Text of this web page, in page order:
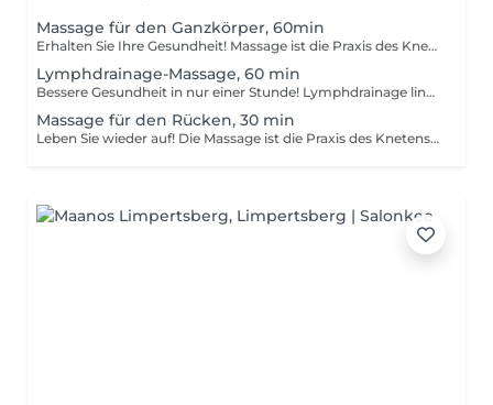
Massage für den Ganzkörper, 60min
Erhalten Sie Ihre Gesundheit! Massage ist die Praxis des Knetens oder Bearbeitens der Muskeln und anderer Weichteile einer Person, um Stress zu reduzieren, Muskelschmerzen zu lindern, die Entspannung zu fördern und die Funktion des Immunsystems zu verbessern. Vorteile einer Ganzkörpermassage für die Gesundheit: - reduziert Stress - entspannend - verbessert die Durchblutung - verbessert das Immunsystem des Körpers Wie wird eine Ganzkörpermassage durchgeführt? - Kopf und Nacken werden massiert - Schultern und Rücken werden massiert - Hände und Arme werden massiert - Füße und Beine werden massiert - der Bauch wird massiert Altersbeschränkungen: es gibt keine Altersbeschränkungen für dieses Verfahren. Empfehlungen nach dem Eingriff: nach dem Eingriff 2-3 Stunden keinen Sport und plötzliche Bewegungen machen. Frequenz: 1-2 Mal pro Woche, insgesamt 10 Mal. Wiederholen Sie den Eingriff alle 3-6 Monate.
Lymphdrainage-Massage, 60 min
Bessere Gesundheit in nur einer Stunde! Lymphdrainage lindert Schwellungen, die auftreten, wenn medizinische Behandlungen oder Krankheiten Ihr Lymphsystem blockieren. Die Lymphdrainage-Massage beinhaltet das sanfte Manipulieren bestimmter Bereiche Ihres Körpers, um die Lymphbewegung zu einem Bereich mit funktionierenden Lymphgefäßen zu fördern. Vorteile einer Lymphdrainage-Massage: - verbessert das Immunsystem des Körpers - hilft bei Schwellungen nach Verletzungen - löst Spannungen im Körper Wie wird eine Lymphdrainage-Massage durchgeführt? - Kopf und Nacken werden massiert - Schultern und Rücken werden massiert - Hände und Arme werden massiert - Füße und Beine werden massiert - Bauch wird massiert Altersbeschränkungen: es gibt keine Altersbeschränkungen für dieses Verfahren. Empfehlungen nach dem Verfahren: treiben Sie 2-3 Stunden nach dem Eingriff keinen Sport und machen Sie keine scharfen Bewegungen. Häufigkeit: 1-2 Mal pro Woche, insgesamt 10 Mal. Wiederholen Sie dies alle 3-6 Monate.
Massage für den Rücken, 30 min
Leben Sie wieder auf! Die Massage ist die Praxis des Knetens oder Manipulierens der Muskeln und anderer Weichteile einer Person, um Stress zu reduzieren, Muskelschmerzen zu lindern, die Entspannung zu fördern und die Funktion des Immunsystems zu verbessern. Vorteile einer Rückenmassage für die Gesundheit: - reduziert Stress - entspannend - verbessert die Durchblutung - verbessert das Immunsystem des Körpers Wie wird die Rückenmassage für die Gesundheit durchgeführt? - Kopf und Nacken werden massiert - Schultern und Rücken werden massiert - Hände und Arme werden massiert Altersbeschränkungen: es gibt keine Altersbeschränkungen für dieses Verfahren. Empfehlungen nach dem Eingriff: nach dem Eingriff 2-3 Stunden keinen Sport und plötzliche Bewegungen machen. Frequenz: 1-2 Mal pro Woche, insgesamt 10 Mal. Wiederholen Sie den Eingriff alle 3-6 Monate.